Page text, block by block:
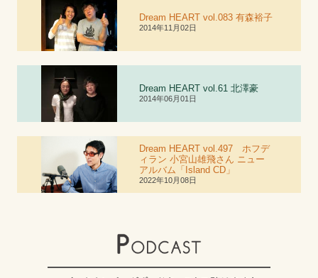
Dream HEART vol.083 有森裕子
2014年11月02日
Dream HEART vol.61北澤豪
2014年06月01日
Dream HEART vol.497 ホフデ
ィラン 小宮山雄飛さん ニュー
アルバム「Island CD」
2022年10月08日